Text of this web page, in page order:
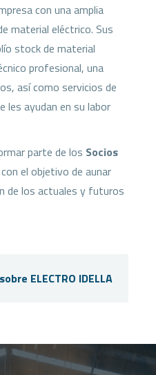
con una amplia
material eléctrico. Sus
stock de material
profesional, una
así como servicios de
les ayudan en su labor
parte de los Socios
con el objetivo de aunar
de los actuales y futuros
ELECTRO IDELLA